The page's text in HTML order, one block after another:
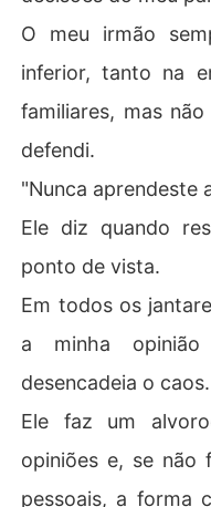
O meu irmão
inferior, tanto na
familiares, mas
defendi.
"Nunca aprendeste
Ele diz quando
ponto de vista.
Em todos os
a minha opinião
desencadeia o caos.
Ele faz um
opiniões e, se não
pessoais, a forma